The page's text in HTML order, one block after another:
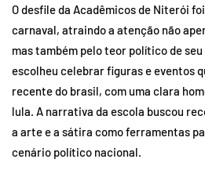
O desfile da Acadêmicos de Niterói
carnaval, atraindo a atenção não
mas também pelo teor político de
escolheu celebrar figuras e eventos
recente do brasil, com uma clara
lula. A narrativa da escola buscou
a arte e a sátira como ferramentas
cenário político nacional.